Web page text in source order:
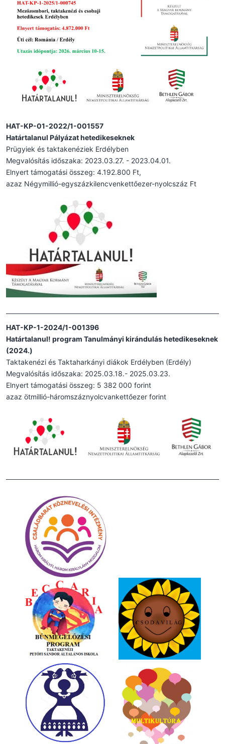
HAT-KP-01-2022/1-001557
Határtalanul Pályázat hetedikeseknek
Prügyiek és taktakenéziek Erdélyben
Megvalósítás időszaka: 2023.03.27. - 2023.04.01.
Elnyert támogatási összeg: 4.192.800 Ft,
azaz Négymillió-egyszázkilencvenkettőezer-nyolcszáz Ft
HAT-KP-1-2024/1-001396
Határtalanul! program Tanulmányi kirándulás hetedikeseknek
(2024.)
Taktakenézi és Taktaharkányi diákok Erdélyben (Erdély)
Megvalósítás időszaka: 2025.03.18.- 2025.03.23.
Elnyert támogatási összeg: 5 382 000 forint
azaz ötmillió-háromszáznyolcvankettőezer forint